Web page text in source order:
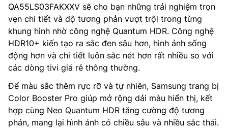
QA55LS03FAKXXV sẽ cho bạn những trải nghiệm trọn
vẹn chi tiết và độ tương phản vượt trội trong từng
khung hình nhờ công nghệ Quantum HDR. Công nghệ
HDR10+ kiến tạo ra sắc đen sâu hơn, hình ảnh sống
động hơn và chi tiết luôn sắc nét hơn rất nhiều so với
các dòng tivi giá rẻ thông thường.
Để màu sắc thêm rực rỡ và tự nhiên, Samsung trang bị
Color Booster Pro giúp mở rộng dải màu hiển thị, kết
hợp cùng Neo Quantum HDR tăng cường độ tương
phản, mang lại hình ảnh có chiều sâu và nhiều sắc thái.